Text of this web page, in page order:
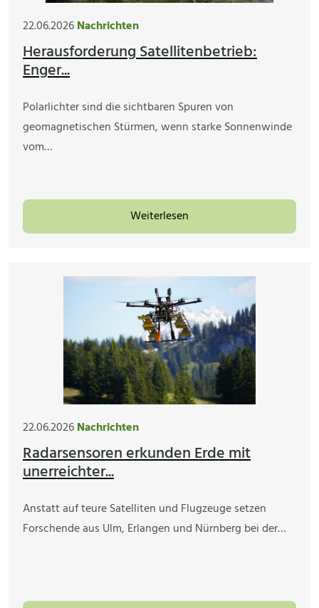
22.06.2026Nachrichten
Herausforderung Satellitenbetrieb:
Enger...
Polarlichter sind die sichtbaren Spuren von
geomagnetischen Stürmen, wenn starke Sonnenwinde
vom…
Weiterlesen
22.06.2026Nachrichten
Radarsensoren erkunden Erde mit
unerreichter...
Anstatt auf teure Satelliten und Flugzeuge setzen
Forschende aus Ulm, Erlangen und Nürnberg bei der…